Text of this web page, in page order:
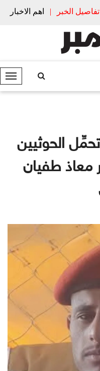
تفاصيل الخبر | اهم الاخبار